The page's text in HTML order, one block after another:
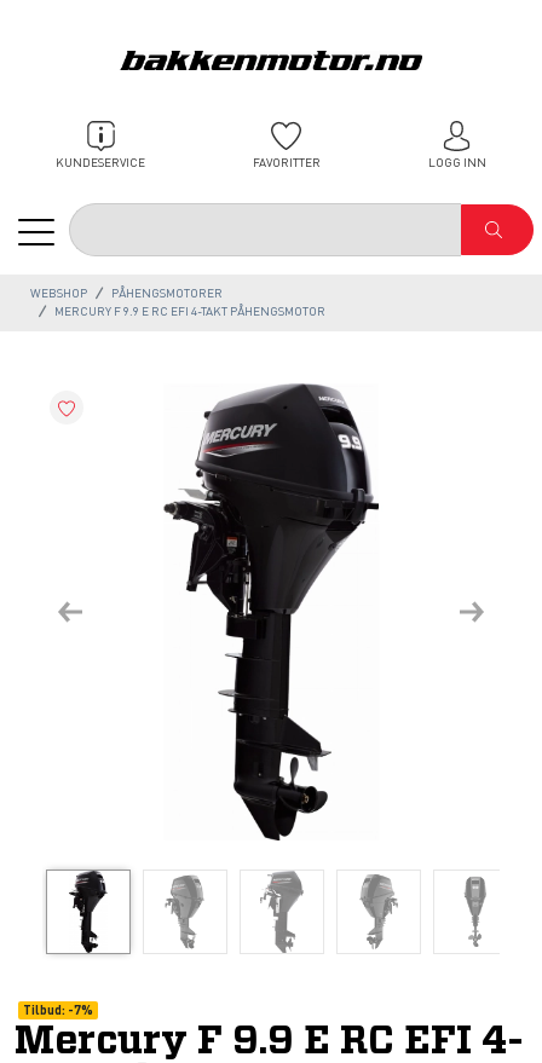
KUNDESERVICE FAVORITTER LOGG INN
WEBSHOP
PÅHENGSMOTORER
MERCURY F 9.9 E RC EFI 4-TAKT PÅHENGSMOTOR
Previous Next
Tilbud: -7%
Mercury F 9.9 E RC EFI 4-